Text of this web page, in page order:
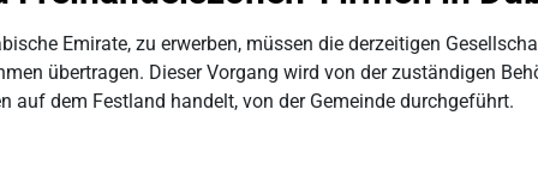
Emirate, zu erwerben, müssen die derzeitigen
übertragen. Dieser Vorgang wird von der zuständigen
auf dem Festland handelt, von der Gemeinde durchgeführt.